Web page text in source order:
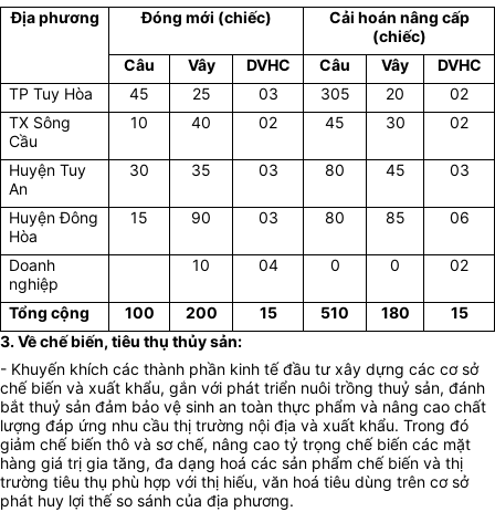
Địa phương
Đóng mới (chiếc)
Cải hoán nâng cấp
(chiếc)
Câu
Vây DVHC Câu Vây
DVHC
TP Tuy Hòa
45 25 03 305 20
02
TX Sông
Cầu
10 40 02 45 30 02
Huyện Tuy
An
30 35 03 80 45 03
Huyện Đông
Hòa
15 90 03 80 85 06
Doanh
nghiệp
10 04 0 0 02
Tổng cộng 100 200 15 510 180
15
3. Về chế biến, tiêu thụ thủy sản:
- Khuyến khích các thành phần kinh tế đầu tư xây dựng các cơ sở
chế biến và xuất khẩu, gắn với phát triển nuôi trồng thuỷ sản, đánh
bắt thuỷ sản đảm bảo vệ sinh an toàn thực phẩm và nâng cao chất
lượng đáp ứng nhu cầu thị trường nội địa và xuất khẩu. Trong đó
giảm chế biến thô và sơ chế, nâng cao tỷ trọng chế biến các mặt
hàng giá trị gia tăng, đa dạng hoá các sản phẩm chế biến và thị
trường tiêu thụ phù hợp với thị hiếu, văn hoá tiêu dùng trên cơ sở
phát huy lợi thế so sánh của địa phương.